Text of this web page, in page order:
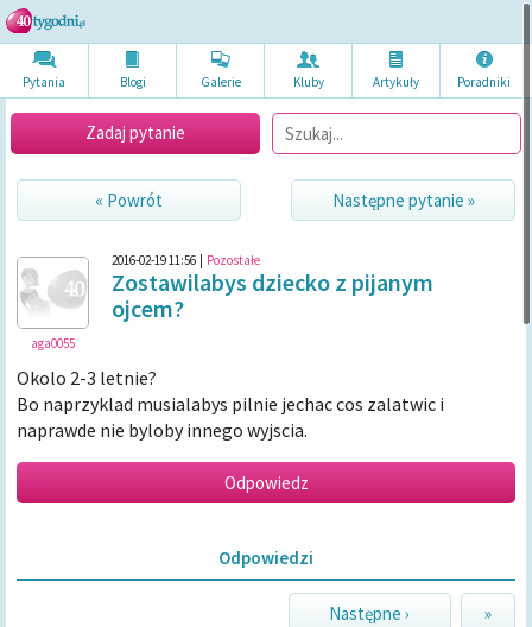
Pytania Blogi Galerie Kluby Artykuły Poradniki
Zadaj pytanie
« Powrót Następne pytanie »
aga0055
2016-02-19 11:56 Pozostałe
Zostawilabys dziecko z pijanym
ojcem?
Okolo 2-3 letnie?
Bo naprzyklad musialabys pilnie jechac cos zalatwic i
naprawde nie byloby innego wyjscia.
Odpowiedzi
Następne › »